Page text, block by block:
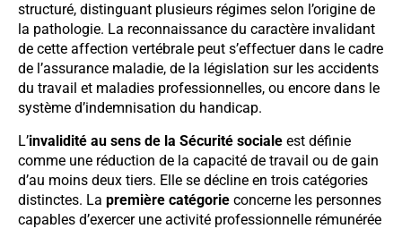
structuré, distinguant plusieurs régimes selon l’origine de
la pathologie. La reconnaissance du caractère invalidant
de cette affection vertébrale peut s’effectuer dans le cadre
de l’assurance maladie, de la législation sur les accidents
du travail et maladies professionnelles, ou encore dans le
système d’indemnisation du handicap.
L’invalidité au sens de la Sécurité sociale est définie
comme une réduction de la capacité de travail ou de gain
d’au moins deux tiers. Elle se décline en trois catégories
distinctes. La première catégorie concerne les personnes
capables d’exercer une activité professionnelle rémunérée